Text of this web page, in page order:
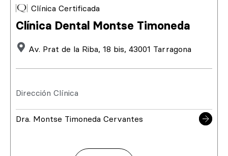
Clínica Certificada
Clínica Dental Montse Timoneda
Av. Prat de la Riba, 18 bis, 43001 Tarragona
Dirección Clínica
Dra. Montse Timoneda Cervantes